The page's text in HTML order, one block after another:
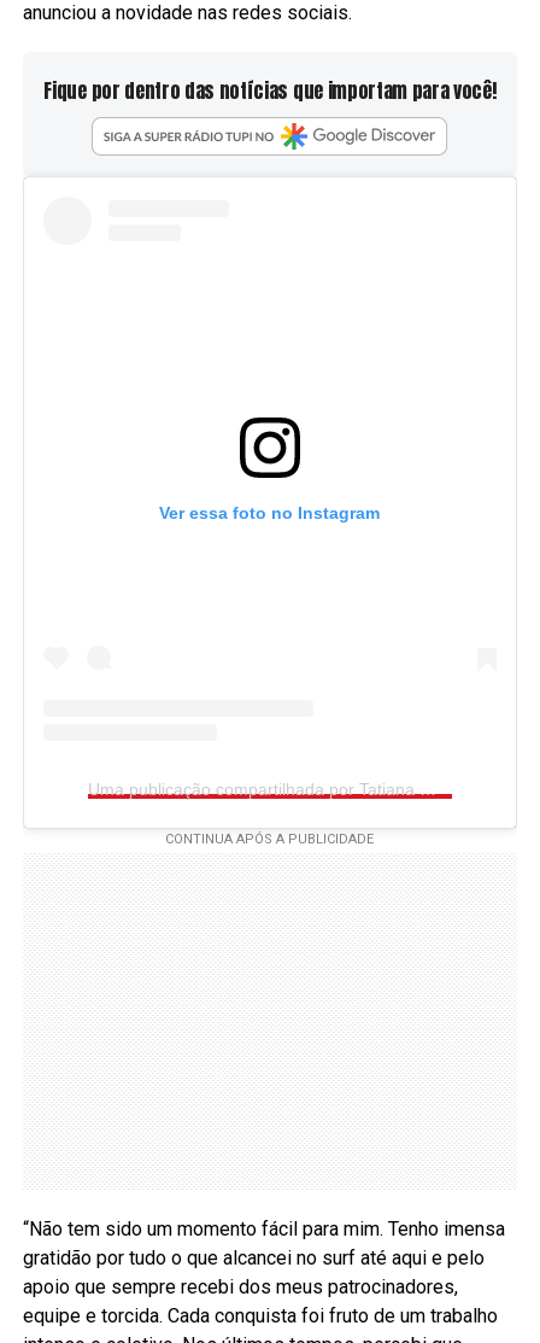
anunciou a novidade nas redes sociais.
Fique por dentro das notícias que importam para você!
Ver essa foto no Instagram
“Não tem sido um momento fácil para mim. Tenho imensa
gratidão por tudo o que alcancei no surf até aqui e pelo
apoio que sempre recebi dos meus patrocinadores,
equipe e torcida. Cada conquista foi fruto de um trabalho